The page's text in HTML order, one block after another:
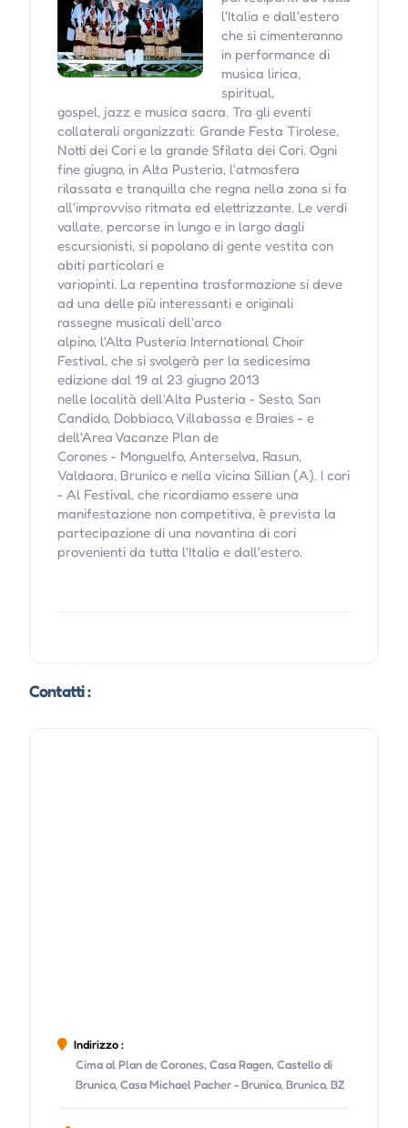
l'Italia e dall'estero
che si cimenteranno
in performance di
musica lirica,
spiritual,
gospel, jazz e musica sacra. Tra gli eventi
collaterali organizzati: Grande Festa Tirolese,
Notti dei Cori e la grande Sfilata dei Cori. Ogni
fine giugno, in Alta Pusteria, l'atmosfera
rilassata e tranquilla che regna nella zona si fa
all'improvviso ritmata ed elettrizzante. Le verdi
vallate, percorse in lungo e in largo dagli
escursionisti, si popolano di gente vestita con
abiti particolari e
variopinti. La repentina trasformazione si deve
ad una delle più interessanti e originali
rassegne musicali dell'arco
alpino, l'Alta Pusteria International Choir
Festival, che si svolgerà per la sedicesima
edizione dal 19 al 23 giugno 2013
nelle località dell'Alta Pusteria - Sesto, San
Candido, Dobbiaco, Villabassa e Braies - e
dell'Area Vacanze Plan de
Corones - Monguelfo, Anterselva, Rasun,
Valdaora, Brunico e nella vicina Sillian (A). I cori
- Al Festival, che ricordiamo essere una
manifestazione non competitiva, è prevista la
partecipazione di una novantina di cori
provenienti da tutta l'Italia e dall'estero.
Contatti :
Indirizzo :
Cima al Plan de Corones, Casa Ragen, Castello di
Brunico, Casa Michael Pacher - Brunico, Brunico, BZ